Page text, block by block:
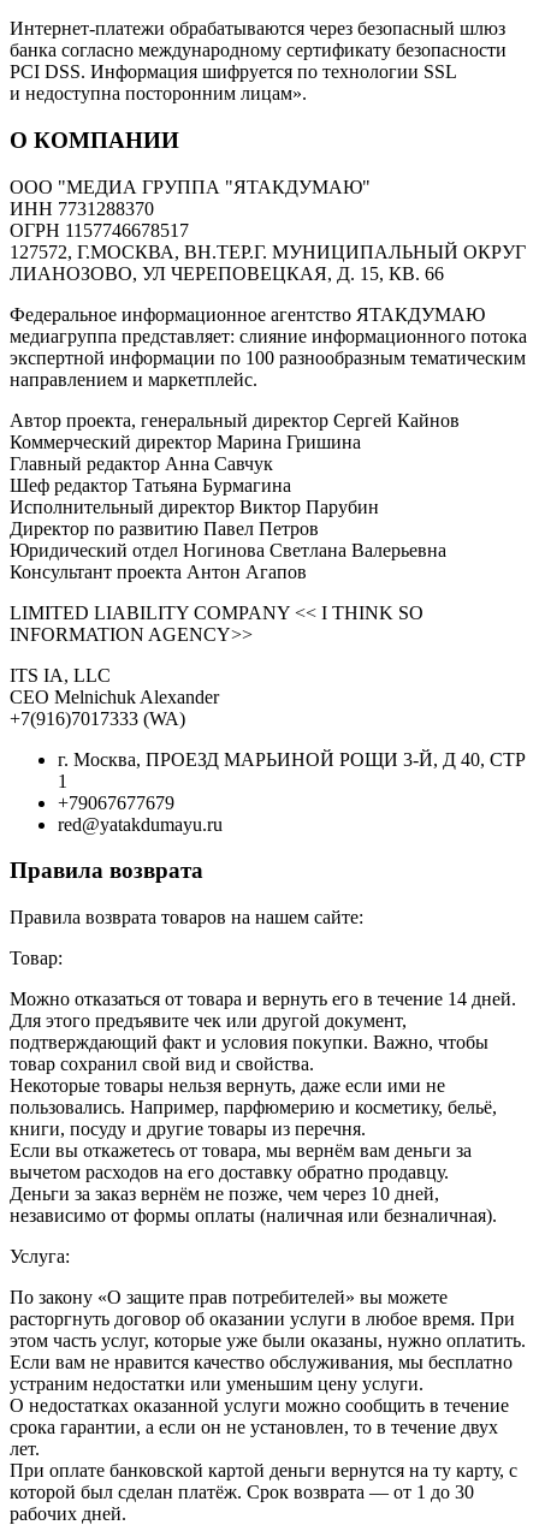
Интернет-платежи обрабатываются через безопасный шлюз
банка согласно международному сертификату безопасности
PCI DSS. Информация шифруется по технологии SSL
и недоступна посторонним лицам».
О КОМПАНИИ
ООО "МЕДИА ГРУППА "ЯТАКДУМАЮ"
ИНН 7731288370
ОГРН 1157746678517
127572, Г.МОСКВА, ВН.ТЕР.Г. МУНИЦИПАЛЬНЫЙ ОКРУГ
ЛИАНОЗОВО, УЛ ЧЕРЕПОВЕЦКАЯ, Д. 15, КВ. 66
Федеральное информационное агентство ЯТАКДУМАЮ
медиагруппа представляет: слияние информационного потока
экспертной информации по 100 разнообразным тематическим
направлением и маркетплейс.
Автор проекта, генеральный директор Сергей Кайнов
Коммерческий директор Марина Гришина
Главный редактор Анна Савчук
Шеф редактор Татьяна Бурмагина
Исполнительный директор Виктор Парубин
Директор по развитию Павел Петров
Юридический отдел Ногинова Светлана Валерьевна
Консультант проекта Антон Агапов
LIMITED LIABILITY COMPANY << I THINK SO
INFORMATION AGENCY>>
ITS IA, LLC
CEO Melnichuk Alexander
+7(916)7017333 (WA)
г. Москва, ПРОЕЗД МАРЬИНОЙ РОЩИ 3-Й, Д 40, СТР
1
+79067677679
red@yatakdumayu.ru
Правила возврата
Правила возврата товаров на нашем сайте:
Товар:
Можно отказаться от товара и вернуть его в течение 14 дней.
Для этого предъявите чек или другой документ,
подтверждающий факт и условия покупки. Важно, чтобы
товар сохранил свой вид и свойства.
Некоторые товары нельзя вернуть, даже если ими не
пользовались. Например, парфюмерию и косметику, бельё,
книги, посуду и другие товары из перечня.
Если вы откажетесь от товара, мы вернём вам деньги за
вычетом расходов на его доставку обратно продавцу.
Деньги за заказ вернём не позже, чем через 10 дней,
независимо от формы оплаты (наличная или безналичная).
Услуга:
По закону «О защите прав потребителей» вы можете
расторгнуть договор об оказании услуги в любое время. При
этом часть услуг, которые уже были оказаны, нужно оплатить.
Если вам не нравится качество обслуживания, мы бесплатно
устраним недостатки или уменьшим цену услуги.
О недостатках оказанной услуги можно сообщить в течение
срока гарантии, а если он не установлен, то в течение двух
лет.
При оплате банковской картой деньги вернутся на ту карту, с
которой был сделан платёж. Срок возврата — от 1 до 30
рабочих дней.